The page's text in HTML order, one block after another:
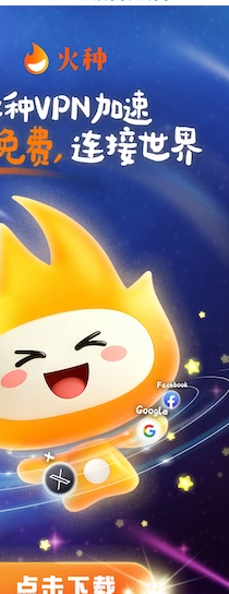
支持[0] 反对
支持
反对 [0]
支持[0] 反对[0]